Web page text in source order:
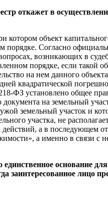
откажет в
объект
порядке. Согласно
возникающих в
порядке, если такой
на нем данного
квадратической
ФЗ установлено общее
на земельный
земельный участок и
участка, не
а в последующем
а именно в связи с
основание
заинтересованное лицо